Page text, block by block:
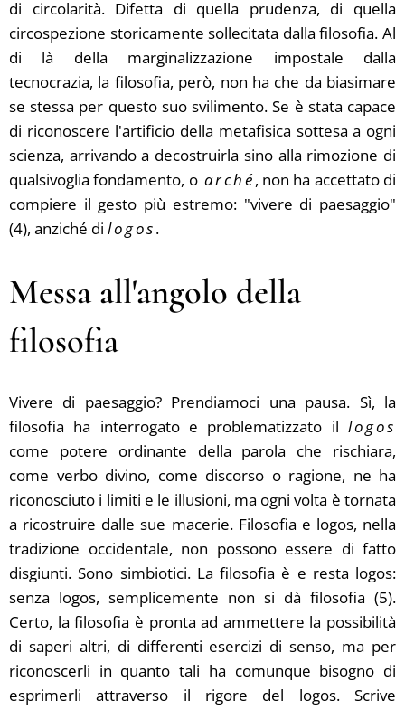
di circolarità. Difetta di quella prudenza, di quella
circospezione storicamente sollecitata dalla filosofia. Al
di là della marginalizzazione impostale dalla
tecnocrazia, la filosofia, però, non ha che da biasimare
se stessa per questo suo svilimento. Se è stata capace
di riconoscere l'artificio della metafisica sottesa a ogni
scienza, arrivando a decostruirla sino alla rimozione di
qualsivoglia fondamento, oarché, non ha accettato di
compiere il gesto più estremo: "vivere di paesaggio"
(4), anziché di logos.
Messa all'angolo della
filosofia
Vivere di paesaggio? Prendiamoci una pausa. Sì, la
filosofia ha interrogato e problematizzato illogos
come potere ordinante della parola che rischiara,
come verbo divino, come discorso o ragione, ne ha
riconosciuto i limiti e le illusioni, ma ogni volta è tornata
a ricostruire dalle sue macerie. Filosofia e logos, nella
tradizione occidentale, non possono essere di fatto
disgiunti. Sono simbiotici. La filosofia è e resta logos:
senza logos, semplicemente non si dà filosofia (5).
Certo, la filosofia è pronta ad ammettere la possibilità
di saperi altri, di differenti esercizi di senso, ma per
riconoscerli in quanto tali ha comunque bisogno di
esprimerli attraverso il rigore del logos. Scrive